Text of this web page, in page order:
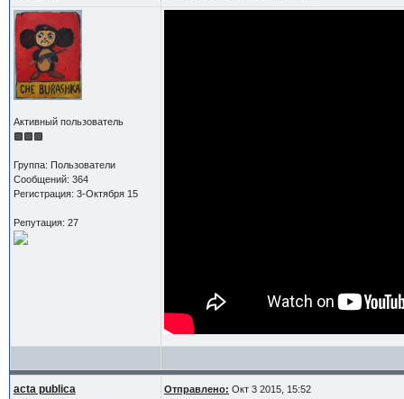
Активный пользователь
Группа: Пользователи
Сообщений: 364
Регистрация: 3-Октября 15
Репутация: 27
acta publica Отправлено: Окт 3 2015, 15:52